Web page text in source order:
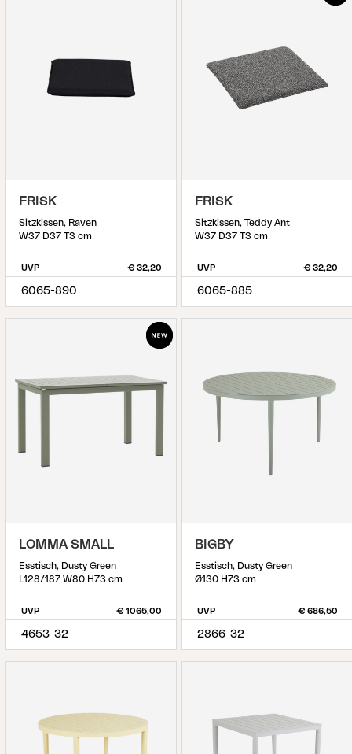
FRISK
Sitzkissen, Raven
W37 D37 T3 cm
UVP € 32,20
6065-890
FRISK
Sitzkissen, Teddy Ant
W37 D37 T3 cm
UVP € 32,20
6065-885
LOMMA SMALL
Esstisch, Dusty Green
L128/187 W80 H73 cm
UVP € 1065,00
4653-32
BIGBY
Esstisch, Dusty Green
Ø130 H73 cm
UVP € 686,50
2866-32